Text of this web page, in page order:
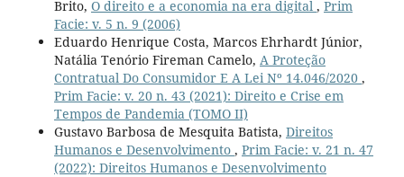
Brito, O direito e a economia na era digital , Prim
Facie: v. 5 n. 9 (2006)
Eduardo Henrique Costa, Marcos Ehrhardt Júnior,
Natália Tenório Fireman Camelo, A Proteção
Contratual Do Consumidor E A Lei Nº 14.046/2020 ,
Prim Facie: v. 20 n. 43 (2021): Direito e Crise em
Tempos de Pandemia (TOMO II)
Gustavo Barbosa de Mesquita Batista, Direitos
Humanos e Desenvolvimento , Prim Facie: v. 21 n. 47
(2022): Direitos Humanos e Desenvolvimento